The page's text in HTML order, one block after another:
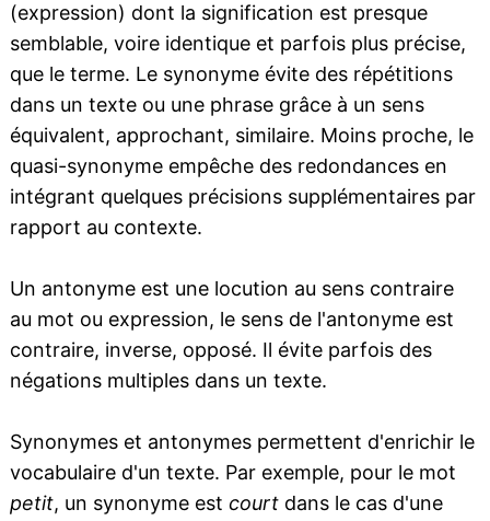
(expression) dont la signification est presque
semblable, voire identique et parfois plus précise,
que le terme. Le synonyme évite des répétitions
dans un texte ou une phrase grâce à un sens
équivalent, approchant, similaire. Moins proche, le
quasi-synonyme empêche des redondances en
intégrant quelques précisions supplémentaires par
rapport au contexte.
Un antonyme est une locution au sens contraire
au mot ou expression, le sens de l'antonyme est
contraire, inverse, opposé. Il évite parfois des
négations multiples dans un texte.
Synonymes et antonymes permettent d'enrichir le
vocabulaire d'un texte. Par exemple, pour le mot
petit, un synonyme est courtdans le cas d'une